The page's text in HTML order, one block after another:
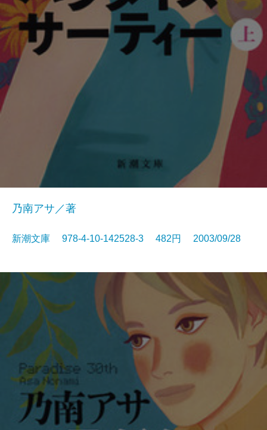
乃南アサ／著
新潮文庫 978-4-10-142528-3 482円 2003/09/28